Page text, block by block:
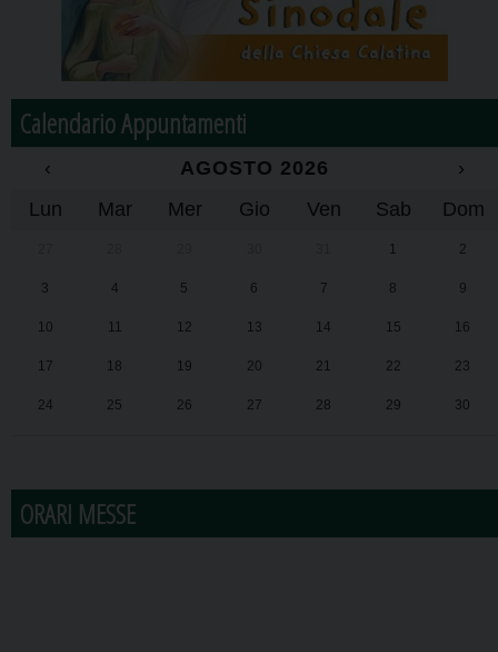
Calendario Appuntamenti
‹ AGOSTO 2026
›
Lun
Mar Mer Gio Ven Sab Dom
1 2
3 4 5 6 7 8 9
10 11 12 13 14 15 16
17 18 19 20 21 22 23
24 25 26 27 28 29 30
ORARI MESSE